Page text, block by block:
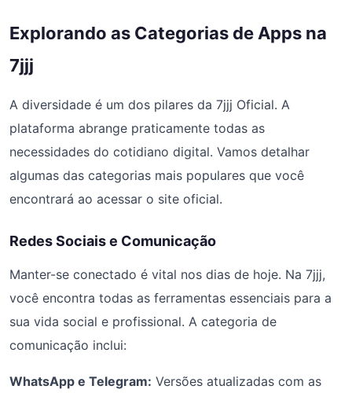
Explorando as Categorias de Apps na
7jjj
A diversidade é um dos pilares da 7jjj Oficial. A
plataforma abrange praticamente todas as
necessidades do cotidiano digital. Vamos detalhar
algumas das categorias mais populares que você
encontrará ao acessar o site oficial.
Redes Sociais e Comunicação
Manter-se conectado é vital nos dias de hoje. Na 7jjj,
você encontra todas as ferramentas essenciais para a
sua vida social e profissional. A categoria de
comunicação inclui:
WhatsApp e Telegram: Versões atualizadas com as